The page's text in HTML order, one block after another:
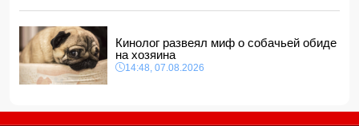
Кинолог развеял миф о собачьей обиде
на хозяина
14:48, 07.08.2026